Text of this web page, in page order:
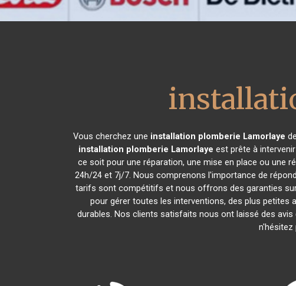
Vous cherchez une installation plomberie Lamorlaye
installation plomberie Lamorlaye est prête à
ce soit pour une réparation, une mise en place ou une
24h/24 et 7j/7. Nous comprenons l'importance de
tarifs sont compétitifs et nous offrons des garanties
pour gérer toutes les interventions, des plus petites
durables. Nos clients satisfaits nous ont laissé des
n'hésitez